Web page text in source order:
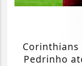
Pedrinho